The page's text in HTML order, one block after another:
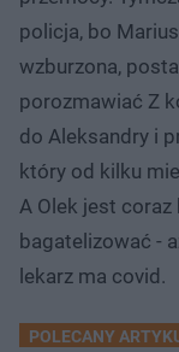
policja, bo
wzburzona,
porozmawiać Z
do Aleksandry i
który od kilku
A Olek jest
bagatelizować -
lekarz ma covid.
POLECANY